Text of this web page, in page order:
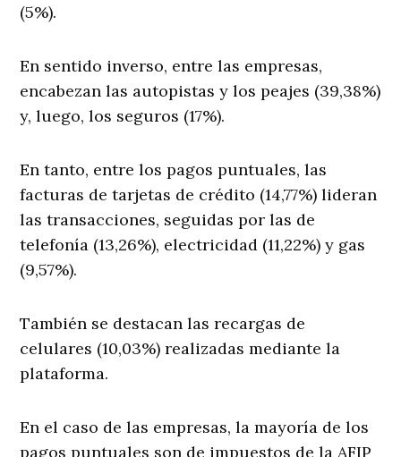
(5%).
En sentido inverso, entre las empresas,
encabezan las autopistas y los peajes (39,38%)
y, luego, los seguros (17%).
En tanto, entre los pagos puntuales, las
facturas de tarjetas de crédito (14,77%) lideran
las transacciones, seguidas por las de
telefonía (13,26%), electricidad (11,22%) y gas
(9,57%).
También se destacan las recargas de
celulares (10,03%) realizadas mediante la
plataforma.
En el caso de las empresas, la mayoría de los
pagos puntuales son de impuestos de la AFIP